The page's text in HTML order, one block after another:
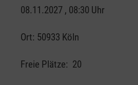
08.11.2027 , 08:30 Uhr
Ort: 50933 Köln
Freie Plätze: 20